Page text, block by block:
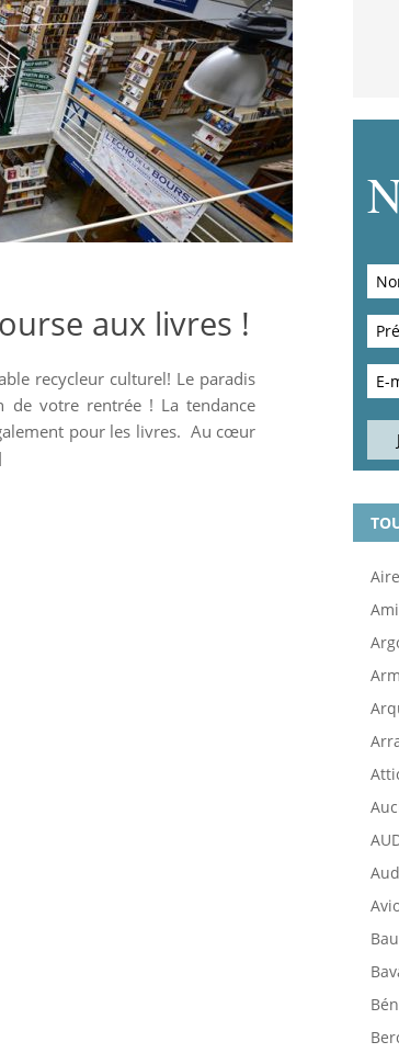
aux livres !
recycleur culturel! Le paradis
votre rentrée ! La tendance
pour les livres. Au cœur